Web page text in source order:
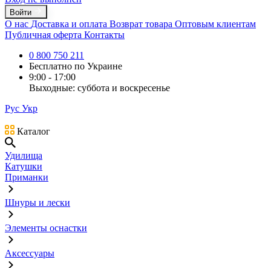
Войти
О нас Доставка и оплата Возврат товара Оптовым клиентам
Публичная оферта Контакты
0 800 750 211
Бесплатно по Украине
9:00 - 17:00
Выходные: суббота и воскресенье
Рус Укр
Каталог
Удилища
Катушки
Приманки
Шнуры и лески
Элементы оснастки
Аксессуары